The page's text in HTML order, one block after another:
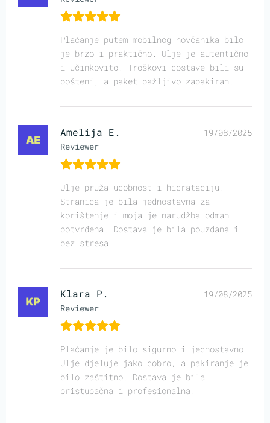
Plaćanje putem mobilnog novčanika bilo
je brzo i praktično. Ulje je autentično
i učinkovito. Troškovi dostave bili su
pošteni, a paket pažljivo zapakiran.
Amelija E.
Reviewer
19/08/2025
Ulje pruža udobnost i hidrataciju.
Stranica je bila jednostavna za
korištenje i moja je narudžba odmah
potvrđena. Dostava je bila pouzdana i
bez stresa.
Klara P.
Reviewer
19/08/2025
Plaćanje je bilo sigurno i jednostavno.
Ulje djeluje jako dobro, a pakiranje je
bilo zaštitno. Dostava je bila
pristupačna i profesionalna.